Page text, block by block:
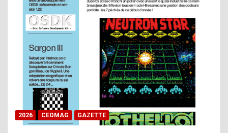
m
m
a
y
b
e
b
y
2026 CEOMAG GAZETTE